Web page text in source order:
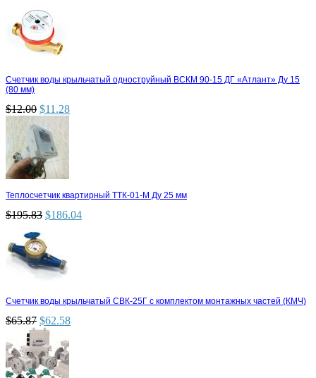
Счетчик воды крыльчатый одноструйный ВСКМ 90-15 ДГ «Атлант» Ду 15
(80 мм)
$12.00 $11.28
Теплосчетчик квартирный ТТК-01-М Ду 25 мм
$195.83 $186.04
Счетчик воды крыльчатый СВК-25Г с комплектом монтажных частей (КМЧ)
$65.87 $62.58